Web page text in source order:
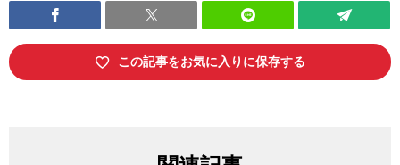
この記事をお気に入りに保存する